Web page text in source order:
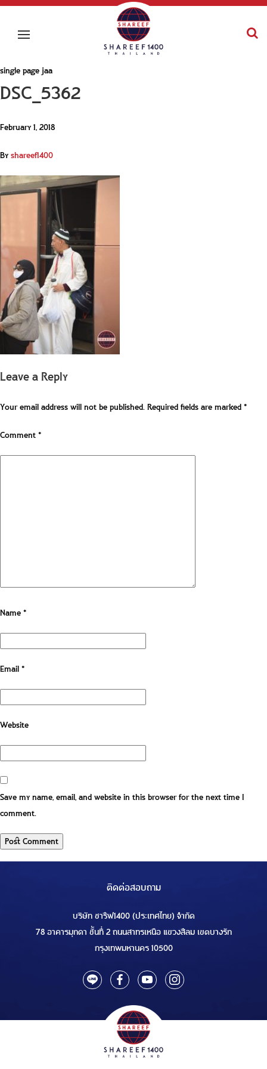
single page jaa
DSC_5362
February 1, 2018
Byshareef1400
Leave a Reply
Your email address will not be published.Required fields are marked*
Comment*
Name*
Email*
Website
Save my name, email, and website in this browser for the next time I
comment.
ติดต่อสอบถาม
บริษัท ชารีฟ1400 (ประเทศไทย) จำกัด
78 อาคารมุกดา ชั้นที่ 2 ถนนสาทรเหนือ แขวงสีลม เขตบางรัก
กรุงเทพมหานคร 10500